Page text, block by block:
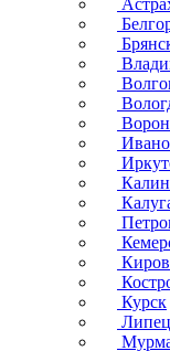
Киров
Курск